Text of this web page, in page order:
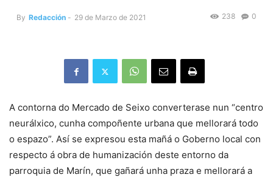
By Redacción - 29 de Marzo de 2021 0
238
A contorna do Mercado de Seixo converterase nun “centro
neurálxico, cunha compoñente urbana que mellorará todo
o espazo”. Así se expresou esta mañá o Goberno local con
respecto á obra de humanización deste entorno da
parroquia de Marín, que gañará unha praza e mellorará a